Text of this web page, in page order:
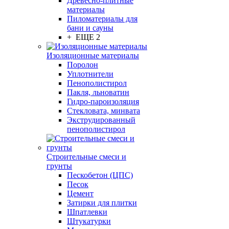
материалы
Пиломатериалы для
бани и сауны
+ ЕЩЕ 2
Изоляционные материалы
Поролон
Уплотнители
Пенополистирол
Пакля, льноватин
Гидро-пароизоляция
Стекловата, минвата
Экструдированный
пенополистирол
Строительные смеси и
грунты
Пескобетон (ЦПС)
Песок
Цемент
Затирки для плитки
Шпатлевки
Штукатурки